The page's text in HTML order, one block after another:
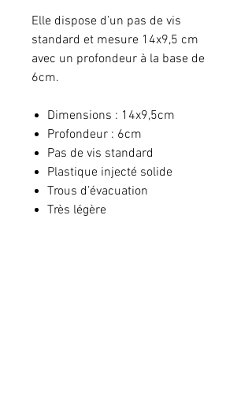
Elle dispose d’un pas de vis
standard et mesure 14x9,5 cm
avec un profondeur à la base de
6cm.
Dimensions : 14x9,5cm
Profondeur : 6cm
Pas de vis standard
Plastique injecté solide
Trous d’évacuation
Très légère